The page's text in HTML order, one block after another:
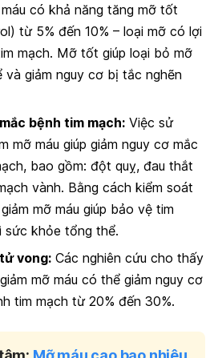
có khả năng tăng mỡ tốt
từ 5% đến 10% – loại mỡ có lợi
mạch. Mỡ tốt giúp loại bỏ mỡ
và giảm nguy cơ bị tắc nghẽn
bệnh tim mạch: Việc sử
mỡ máu giúp giảm nguy cơ mắc
bao gồm: đột quỵ, đau thắt
vành. Bằng cách kiểm soát
mỡ máu giúp bảo vệ tim
sức khỏe tổng thể.
vong: Các nghiên cứu cho thấy
mỡ máu có thể giảm nguy cơ
tim mạch từ 20% đến 30%.